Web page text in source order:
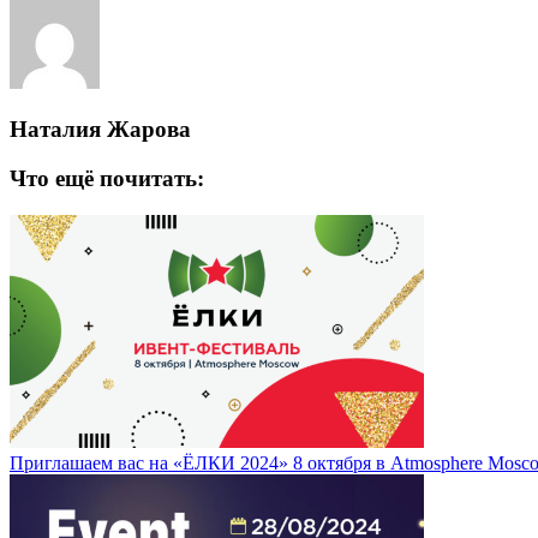
Наталия Жарова
Что ещё почитать:
Приглашаем вас на «ЁЛКИ 2024» 8 октября в Atmosphere